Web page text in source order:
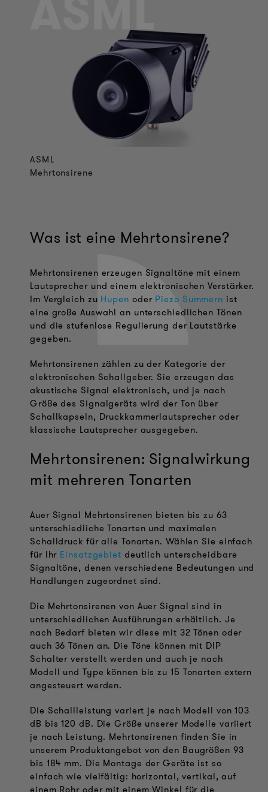
ASML
Mehrtonsirene
Was ist eine Mehrtonsirene?
Mehrtonsirenen erzeugen Signaltöne mit einem
Lautsprecher und einem elektronischen Verstärker.
Im Vergleich zu Hupen oder Piezo Summern ist
eine große Auswahl an unterschiedlichen Tönen
und die stufenlose Regulierung der Lautstärke
gegeben.
Mehrtonsirenen zählen zu der Kategorie der
elektronischen Schallgeber. Sie erzeugen das
akustische Signal elektronisch, und je nach
Größe des Signalgeräts wird der Ton über
Schallkapseln, Druckkammerlautsprecher oder
klassische Lautsprecher ausgegeben.
Mehrtonsirenen: Signalwirkung
mit mehreren Tonarten
Auer Signal Mehrtonsirenen bieten bis zu 63
unterschiedliche Tonarten und maximalen
Schalldruck für alle Tonarten. Wählen Sie einfach
für Ihr Einsatzgebiet deutlich unterscheidbare
Signaltöne, denen verschiedene Bedeutungen und
Handlungen zugeordnet sind.
Die Mehrtonsirenen von Auer Signal sind in
unterschiedlichen Ausführungen erhältlich. Je
nach Bedarf bieten wir diese mit 32 Tönen oder
auch 36 Tönen an. Die Töne können mit DIP
Schalter verstellt werden und auch je nach
Modell und Type können bis zu 15 Tonarten extern
angesteuert werden.
Die Schallleistung variert je nach Modell von 103
dB bis 120 dB. Die Größe unserer Modelle variiert
je nach Leistung. Mehrtonsirenen finden Sie in
unserem Produktangebot von den Baugrößen 93
bis 184 mm. Die Montage der Geräte ist so
einfach wie vielfältig: horizontal, vertikal, auf